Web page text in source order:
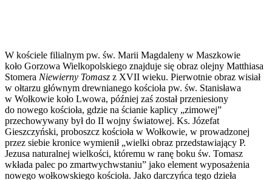
W kościele filialnym pw. św. Marii Magdaleny w Maszkowie
koło Gorzowa Wielkopolskiego znajduje się obraz olejny Matthiasa
Stomera Niewierny Tomasz z XVII wieku. Pierwotnie obraz wisiał
w ołtarzu głównym drewnianego kościoła pw. św. Stanisława
w Wołkowie koło Lwowa, później zaś został przeniesiony
do nowego kościoła, gdzie na ścianie kaplicy „zimowej”
przechowywany był do II wojny światowej. Ks. Józefat
Gieszczyński, proboszcz kościoła w Wołkowie, w prowadzonej
przez siebie kronice wymienił „wielki obraz przedstawiający P.
Jezusa naturalnej wielkości, któremu w ranę boku św. Tomasz
wkłada palec po zmartwychwstaniu” jako element wyposażenia
nowego wołkowskiego kościoła. Jako darczyńca tego dzieła